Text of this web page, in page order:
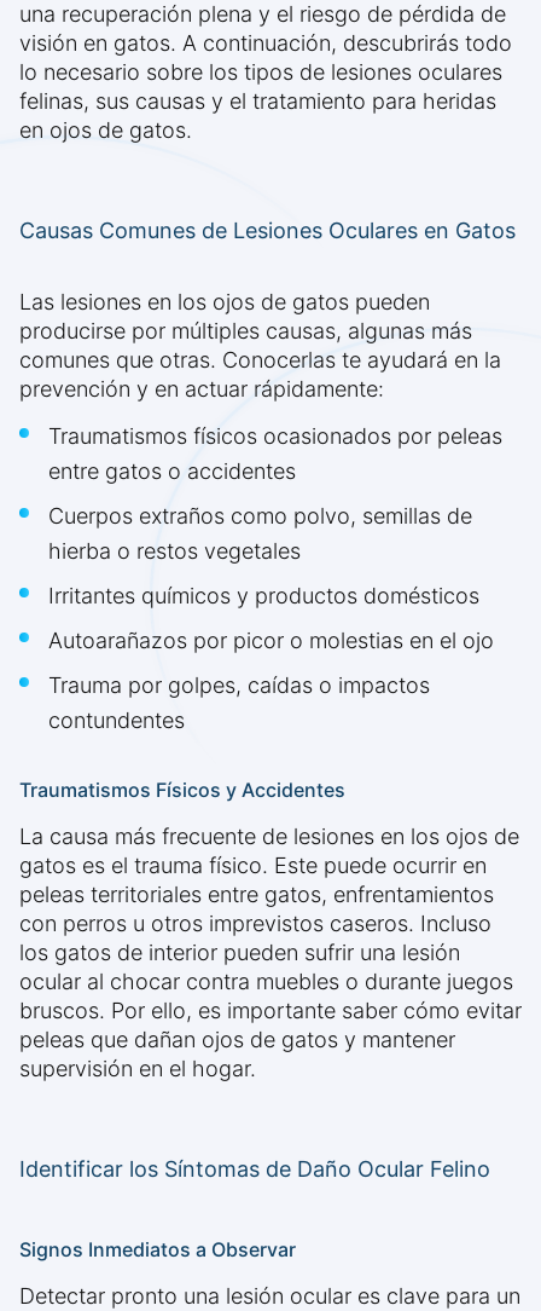
una recuperación plena y el riesgo de pérdida de
visión en gatos. A continuación, descubrirás todo
lo necesario sobre los tipos de lesiones oculares
felinas, sus causas y el tratamiento para heridas
en ojos de gatos.
Causas Comunes de Lesiones Oculares en Gatos
Las lesiones en los ojos de gatos pueden
producirse por múltiples causas, algunas más
comunes que otras. Conocerlas te ayudará en la
prevención y en actuar rápidamente:
Traumatismos físicos ocasionados por peleas
entre gatos o accidentes
Cuerpos extraños como polvo, semillas de
hierba o restos vegetales
Irritantes químicos y productos domésticos
Autoarañazos por picor o molestias en el ojo
Trauma por golpes, caídas o impactos
contundentes
Traumatismos Físicos y Accidentes
La causa más frecuente de lesiones en los ojos de
gatos es el trauma físico. Este puede ocurrir en
peleas territoriales entre gatos, enfrentamientos
con perros u otros imprevistos caseros. Incluso
los gatos de interior pueden sufrir una lesión
ocular al chocar contra muebles o durante juegos
bruscos. Por ello, es importante saber cómo evitar
peleas que dañan ojos de gatos y mantener
supervisión en el hogar.
Identificar los Síntomas de Daño Ocular Felino
Signos Inmediatos a Observar
Detectar pronto una lesión ocular es clave para un